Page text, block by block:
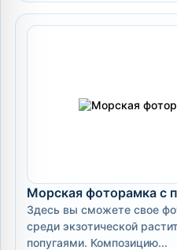
Морская фоторамка с
Здесь вы сможете свое
среди экзотической
попугаями. Композицию...